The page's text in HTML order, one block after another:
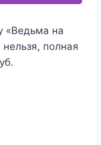
«Ведьма на
полная